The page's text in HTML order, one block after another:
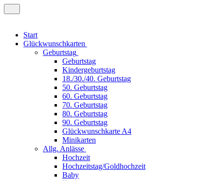
Start
Glückwunschkarten
Geburtstag
Geburtstag
Kindergeburtstag
18./30./40. Geburtstag
50. Geburtstag
60. Geburtstag
70. Geburtstag
80. Geburtstag
90. Geburtstag
Glückwunschkarte A4
Minikarten
Allg. Anlässe
Hochzeit
Hochzeitstag/Goldhochzeit
Baby